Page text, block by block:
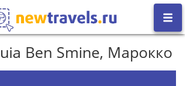
Ben Smine, Марокко